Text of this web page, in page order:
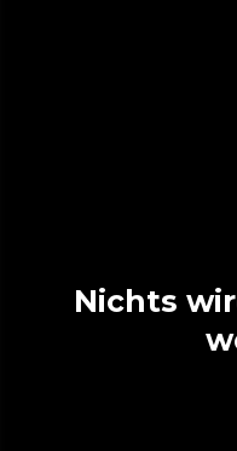
Nichts wird ausgelassen